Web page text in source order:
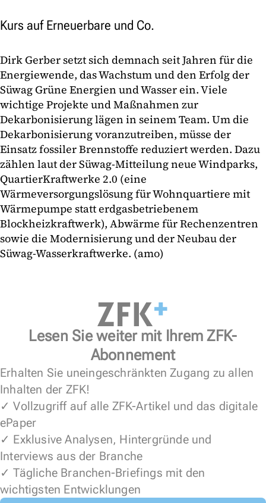
Kurs auf Erneuerbare und Co.
Dirk Gerber setzt sich demnach seit Jahren für die
Energiewende, das Wachstum und den Erfolg der
Süwag Grüne Energien und Wasser ein. Viele
wichtige Projekte und Maßnahmen zur
Dekarbonisierung lägen in seinem Team. Um die
Dekarbonisierung voranzutreiben, müsse der
Einsatz fossiler Brennstoffe reduziert werden. Dazu
zählen laut der Süwag-Mitteilung neue Windparks,
QuartierKraftwerke 2.0 (eine
Wärmeversorgungslösung für Wohnquartiere mit
Wärmepumpe statt erdgasbetriebenem
Blockheizkraftwerk), Abwärme für Rechenzentren
sowie die Modernisierung und der Neubau der
Süwag-Wasserkraftwerke. (amo)
Lesen Sie weiter mit Ihrem ZFK-
Abonnement
Erhalten Sie uneingeschränkten Zugang zu allen
Inhalten der ZFK!
✓ Vollzugriff auf alle ZFK-Artikel und das digitale
ePaper
✓ Exklusive Analysen, Hintergründe und
Interviews aus der Branche
✓ Tägliche Branchen-Briefings mit den
wichtigsten Entwicklungen